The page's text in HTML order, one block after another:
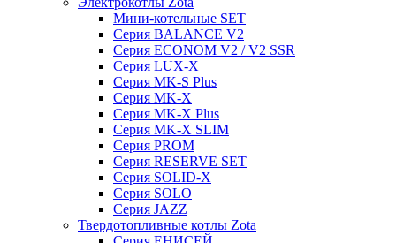
Мини-котельные SET
Серия BALANCE V2
Серия ECONOM V2 / V2 SSR
Серия LUX-X
Серия MK-S Plus
Серия MK-X
Серия MK-X Plus
Серия MK-X SLIM
Серия PROM
Серия RESERVE SET
Серия SOLID-X
Серия SOLO
Серия JAZZ
Твердотопливные котлы Zota